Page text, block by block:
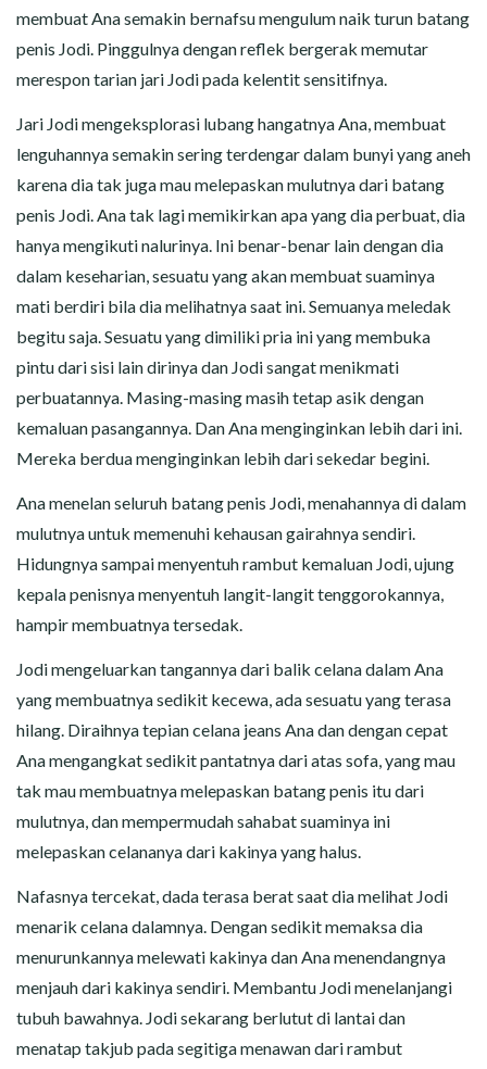
membuat Ana semakin bernafsu mengulum naik turun batang
penis Jodi. Pinggulnya dengan reflek bergerak memutar
merespon tarian jari Jodi pada kelentit sensitifnya.
Jari Jodi mengeksplorasi lubang hangatnya Ana, membuat
lenguhannya semakin sering terdengar dalam bunyi yang aneh
karena dia tak juga mau melepaskan mulutnya dari batang
penis Jodi. Ana tak lagi memikirkan apa yang dia perbuat, dia
hanya mengikuti nalurinya. Ini benar-benar lain dengan dia
dalam keseharian, sesuatu yang akan membuat suaminya
mati berdiri bila dia melihatnya saat ini. Semuanya meledak
begitu saja. Sesuatu yang dimiliki pria ini yang membuka
pintu dari sisi lain dirinya dan Jodi sangat menikmati
perbuatannya. Masing-masing masih tetap asik dengan
kemaluan pasangannya. Dan Ana menginginkan lebih dari ini.
Mereka berdua menginginkan lebih dari sekedar begini.
Ana menelan seluruh batang penis Jodi, menahannya di dalam
mulutnya untuk memenuhi kehausan gairahnya sendiri.
Hidungnya sampai menyentuh rambut kemaluan Jodi, ujung
kepala penisnya menyentuh langit-langit tenggorokannya,
hampir membuatnya tersedak.
Jodi mengeluarkan tangannya dari balik celana dalam Ana
yang membuatnya sedikit kecewa, ada sesuatu yang terasa
hilang. Diraihnya tepian celana jeans Ana dan dengan cepat
Ana mengangkat sedikit pantatnya dari atas sofa, yang mau
tak mau membuatnya melepaskan batang penis itu dari
mulutnya, dan mempermudah sahabat suaminya ini
melepaskan celananya dari kakinya yang halus.
Nafasnya tercekat, dada terasa berat saat dia melihat Jodi
menarik celana dalamnya. Dengan sedikit memaksa dia
menurunkannya melewati kakinya dan Ana menendangnya
menjauh dari kakinya sendiri. Membantu Jodi menelanjangi
tubuh bawahnya. Jodi sekarang berlutut di lantai dan
menatap takjub pada segitiga menawan dari rambut